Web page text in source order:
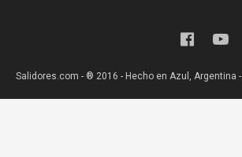
Salidores.com - ® 2016 - Hecho en Azul, Argentina -